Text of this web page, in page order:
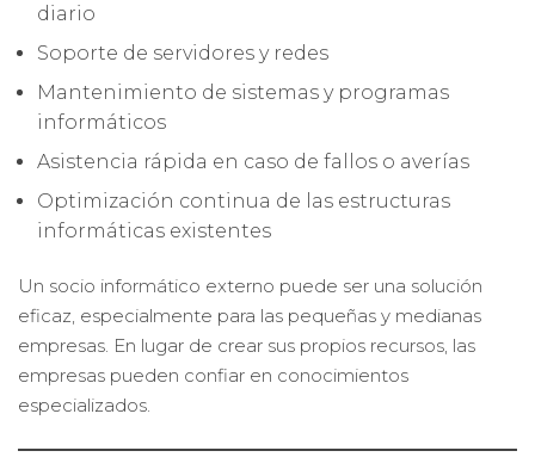
diario
Soporte de servidores y redes
Mantenimiento de sistemas y programas
informáticos
Asistencia rápida en caso de fallos o averías
Optimización continua de las estructuras
informáticas existentes
Un socio informático externo puede ser una solución
eficaz, especialmente para las pequeñas y medianas
empresas. En lugar de crear sus propios recursos, las
empresas pueden confiar en conocimientos
especializados.